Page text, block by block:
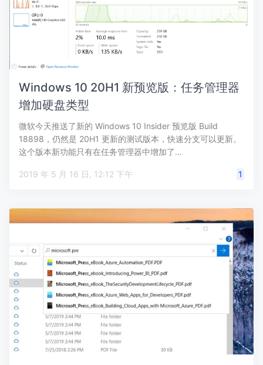
Windows 10 20H1 新预览版：任务管理器
增加硬盘类型
微软今天推送了新的 Windows 10 Insider 预览版 Build
18898，仍然是 20H1 更新的测试版本，快速分支可以更新。
这个版本新功能只有在任务管理器中增加了…
2019 年 5 月 16 日, 12:12 下午 1